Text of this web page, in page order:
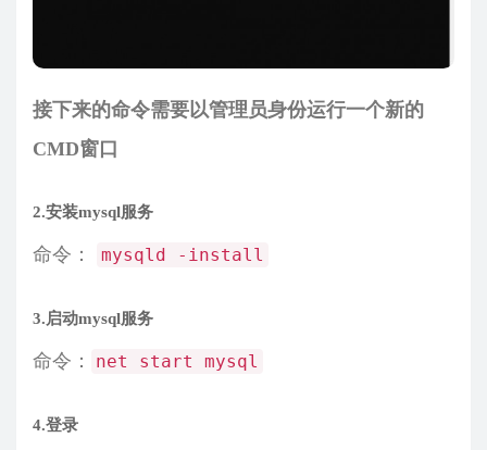
接下来的命令需要以管理员身份运行一个新的
CMD窗口
2.安装mysql服务
命令： mysqld -install
3.启动mysql服务
命令： net start mysql
4.登录